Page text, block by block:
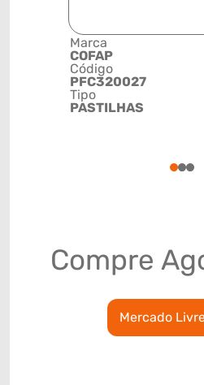
Marca
COFAP
Código
PFC320027
Tipo
PASTILHAS
123
Compre
Mercado